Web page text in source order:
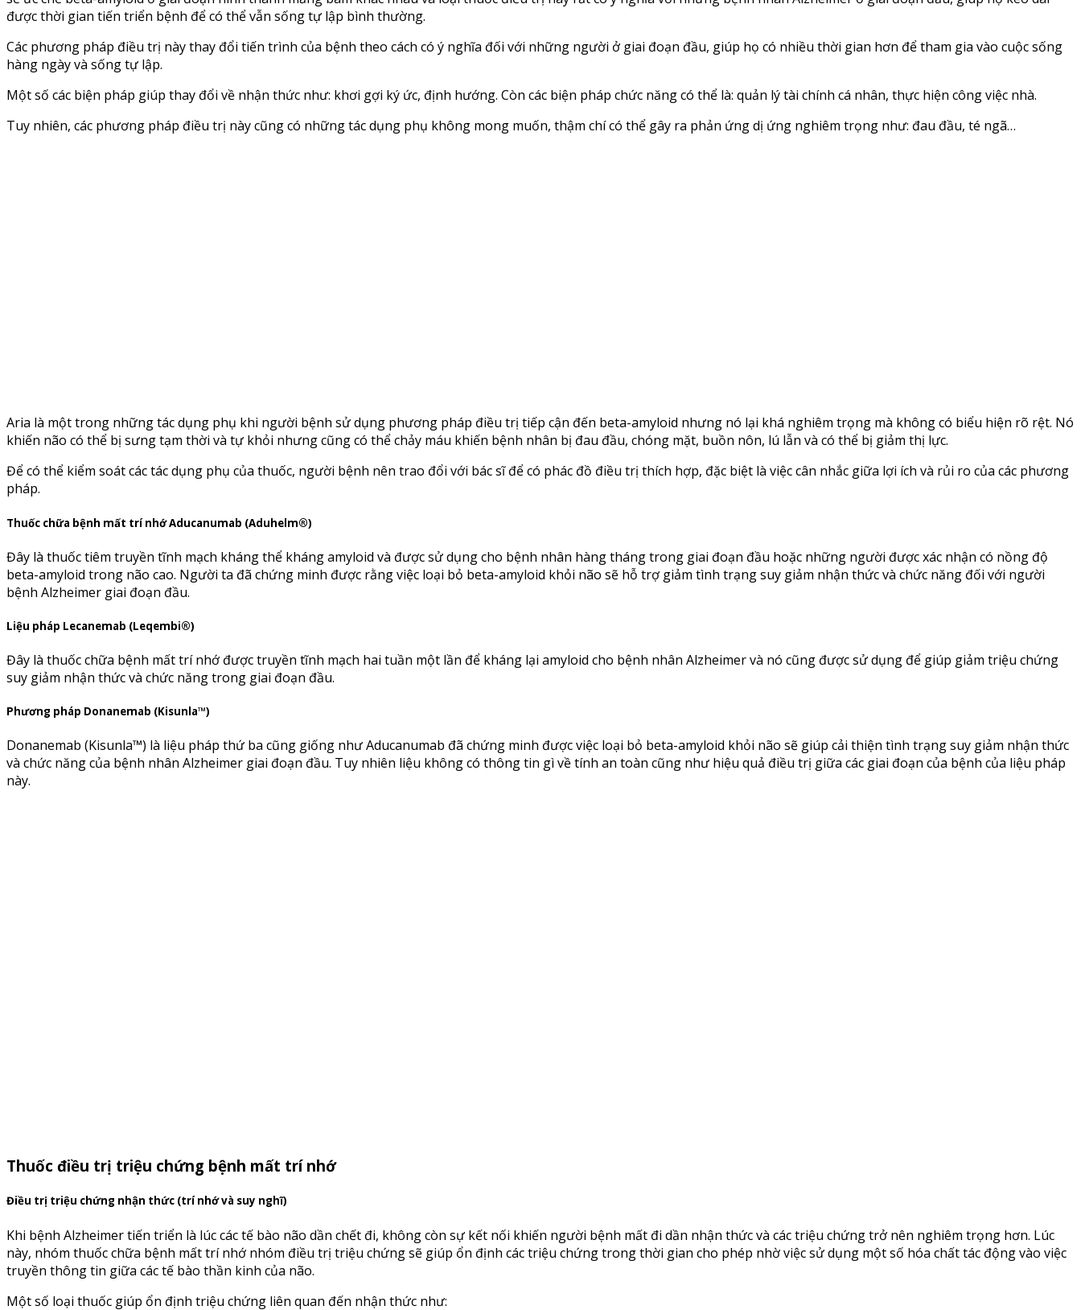
được thời gian tiến triển bệnh để có thể vẫn sống tự lập bình thường.
Các phương pháp điều trị này thay đổi tiến trình của bệnh theo cách có ý nghĩa đối với những người ở giai đoạn đầu, giúp họ có nhiều thời gian hơn để tham gia vào cuộc sống
hàng ngày và sống tự lập.
Một số các biện pháp giúp thay đổi về nhận thức như: khơi gợi ký ức, định hướng. Còn các biện pháp chức năng có thể là: quản lý tài chính cá nhân, thực hiện công việc nhà.
Tuy nhiên, các phương pháp điều trị này cũng có những tác dụng phụ không mong muốn, thậm chí có thể gây ra phản ứng dị ứng nghiêm trọng như: đau đầu, té ngã…
Aria là một trong những tác dụng phụ khi người bệnh sử dụng phương pháp điều trị tiếp cận đến beta-amyloid nhưng nó lại khá nghiêm trọng mà không có biểu hiện rõ rệt. Nó
khiến não có thể bị sưng tạm thời và tự khỏi nhưng cũng có thể chảy máu khiến bệnh nhân bị đau đầu, chóng mặt, buồn nôn, lú lẫn và có thể bị giảm thị lực.
Để có thể kiểm soát các tác dụng phụ của thuốc, người bệnh nên trao đổi với bác sĩ để có phác đồ điều trị thích hợp, đặc biệt là việc cân nhắc giữa lợi ích và rủi ro của các phương
pháp.
Thuốc chữa bệnh mất trí nhớ Aducanumab (Aduhelm®)
Đây là thuốc tiêm truyền tĩnh mạch kháng thể kháng amyloid và được sử dụng cho bệnh nhân hàng tháng trong giai đoạn đầu hoặc những người được xác nhận có nồng độ
beta-amyloid trong não cao. Người ta đã chứng minh được rằng việc loại bỏ beta-amyloid khỏi não sẽ hỗ trợ giảm tình trạng suy giảm nhận thức và chức năng đối với người
bệnh Alzheimer giai đoạn đầu.
Liệu pháp Lecanemab (Leqembi®)
Đây là thuốc chữa bệnh mất trí nhớ được truyền tĩnh mạch hai tuần một lần để kháng lại amyloid cho bệnh nhân Alzheimer và nó cũng được sử dụng để giúp giảm triệu chứng
suy giảm nhận thức và chức năng trong giai đoạn đầu.
Phương pháp Donanemab (Kisunla™)
Donanemab (Kisunla™) là liệu pháp thứ ba cũng giống như Aducanumab đã chứng minh được việc loại bỏ beta-amyloid khỏi não sẽ giúp cải thiện tình trạng suy giảm nhận thức
và chức năng của bệnh nhân Alzheimer giai đoạn đầu. Tuy nhiên liệu không có thông tin gì về tính an toàn cũng như hiệu quả điều trị giữa các giai đoạn của bệnh của liệu pháp
này.
Thuốc điều trị triệu chứng bệnh mất trí nhớ
Điều trị triệu chứng nhận thức (trí nhớ và suy nghĩ)
Khi bệnh Alzheimer tiến triển là lúc các tế bào não dần chết đi, không còn sự kết nối khiến người bệnh mất đi dần nhận thức và các triệu chứng trở nên nghiêm trọng hơn. Lúc
này, nhóm thuốc chữa bệnh mất trí nhớ nhóm điều trị triệu chứng sẽ giúp ổn định các triệu chứng trong thời gian cho phép nhờ việc sử dụng một số hóa chất tác động vào việc
truyền thông tin giữa các tế bào thần kinh của não.
Một số loại thuốc giúp ổn định triệu chứng liên quan đến nhận thức như: